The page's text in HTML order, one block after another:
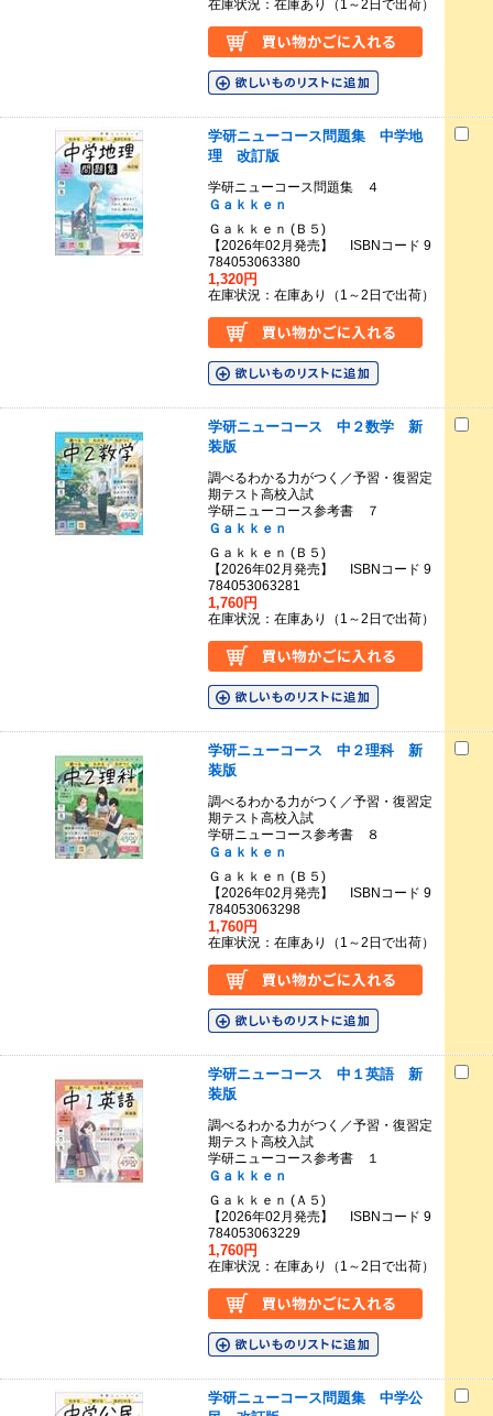
在庫状況：在庫あり（1～2日で出荷）
学研ニューコース問題集 中学地
理 改訂版
学研ニューコース問題集 ４
Ｇａｋｋｅｎ
Ｇａｋｋｅｎ (Ｂ５)
【2026年02月発売】 ISBNコード 9
784053063380
1,320円
在庫状況：在庫あり（1～2日で出荷）
学研ニューコース 中２数学 新
装版
調べるわかる力がつく／予習・復習定
期テスト高校入試
学研ニューコース参考書 ７
Ｇａｋｋｅｎ
Ｇａｋｋｅｎ (Ｂ５)
【2026年02月発売】 ISBNコード 9
784053063281
1,760円
在庫状況：在庫あり（1～2日で出荷）
学研ニューコース 中２理科 新
装版
調べるわかる力がつく／予習・復習定
期テスト高校入試
学研ニューコース参考書 ８
Ｇａｋｋｅｎ
Ｇａｋｋｅｎ (Ｂ５)
【2026年02月発売】 ISBNコード 9
784053063298
1,760円
在庫状況：在庫あり（1～2日で出荷）
学研ニューコース 中１英語 新
装版
調べるわかる力がつく／予習・復習定
期テスト高校入試
学研ニューコース参考書 １
Ｇａｋｋｅｎ
Ｇａｋｋｅｎ (Ａ５)
【2026年02月発売】 ISBNコード 9
784053063229
1,760円
在庫状況：在庫あり（1～2日で出荷）
学研ニューコース問題集 中学公